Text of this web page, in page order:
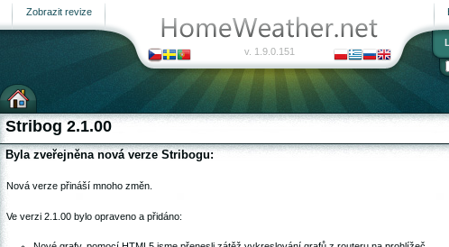
Zobrazit revize
v. 1.9.0.151
Stribog 2.1.00
Byla zveřejněna nová verze Stribogu:
Nová verze přináší mnoho změn.
Ve verzi 2.1.00 bylo opraveno a přidáno: